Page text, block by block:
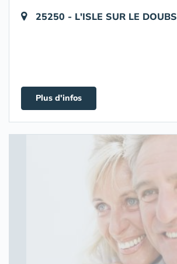
25250 - L'ISLE SUR LE DOUBS
Plus d'infos